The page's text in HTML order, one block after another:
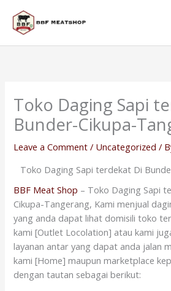
content
Toko Daging Sapi
Bunder-Cikupa-
Leave a Comment / Uncategorized /
Toko Daging Sapi terdekat Di
BBF Meat Shop – Toko Daging Sapi
Cikupa-Tangerang, Kami menjual
yang anda dapat lihat domisili toko
kami [Outlet Locolation] atau kami
layanan antar yang dapat anda jalan
kami [Home] maupun marketplace
dengan tautan sebagai berikut: